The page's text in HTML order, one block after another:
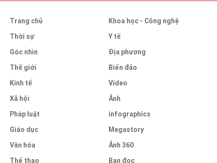
Trang chủ
Thời sự
Góc nhìn
Thế giới
Kinh tế
Xã hội
Pháp luật
Giáo dục
Văn hóa
Thể thao
Khoa học - Công nghệ
Y tế
Địa phương
Biển đảo
Video
Ảnh
infographics
Megastory
Ảnh 360
Bạn đọc